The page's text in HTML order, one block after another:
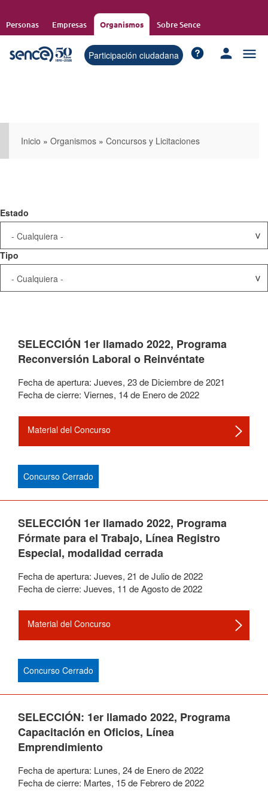
contenido
Personas Empresas Organismos Sobre Sence
Participación ciudadana
Inicio » Organismos » Concursos y Licitaciones
Estado
Tipo
SELECCIÓN 1er llamado 2022, Programa
Reconversión Laboral o Reinvéntate
Fecha de apertura: Jueves, 23de Diciembrede2021
Fecha de cierre: Viernes, 14de Enerode2022
Material del Concurso
Concurso Cerrado
SELECCIÓN 1er llamado 2022, Programa
Fórmate para el Trabajo, Línea Registro
Especial, modalidad cerrada
Fecha de apertura: Jueves, 21 deJuliode2022
Fecha de cierre: Jueves, 11 deAgostode2022
Material del Concurso
Concurso Cerrado
SELECCIÓN: 1er llamado 2022, Programa
Capacitación en Oficios, Línea
Emprendimiento
Fecha de apertura: Lunes, 24de Enerode2022
Fecha de cierre: Martes, 15de Febrerode2022